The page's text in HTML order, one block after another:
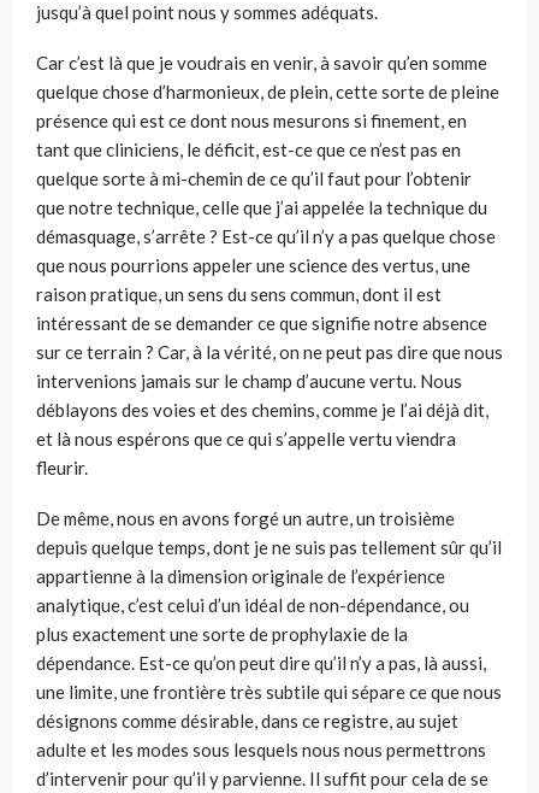
jusqu’à quel point nous y sommes adéquats.
Car c’est là que je voudrais en venir, à savoir qu’en somme
quelque chose d’harmonieux, de plein, cette sorte de pleine
présence qui est ce dont nous mesurons si finement, en
tant que cliniciens, le déficit, est-ce que ce n’est pas en
quelque sorte à mi-chemin de ce qu’il faut pour l’ob­tenir
que notre technique, celle que j’ai appelée la technique du
démas­quage, s’arrête ? Est-ce qu’il n’y a pas quelque chose
que nous pourrions appeler une science des vertus, une
raison pratique, un sens du sens com­mun, dont il est
intéressant de se demander ce que signifie notre absence
sur ce terrain ? Car, à la vérité, on ne peut pas dire que nous
intervenions jamais sur le champ d’aucune vertu. Nous
déblayons des voies et des chemins, comme je l’ai déjà dit,
et là nous espérons que ce qui s’appelle vertu viendra
fleurir.
De même, nous en avons forgé un autre, un troisième
depuis quelque temps, dont je ne suis pas tellement sûr qu’il
appartienne à la dimension originale de l’expérience
analytique, c’est celui d’un idéal de non-dépen­dance, ou
plus exactement une sorte de prophylaxie de la
dépendance. Est-ce qu’on peut dire qu’il n’y a pas, là aussi,
une limite, une frontière très subtile qui sépare ce que nous
désignons comme désirable, dans ce registre, au sujet
adulte et les modes sous lesquels nous nous permettrons
d’intervenir pour qu’il y parvienne. Il suffit pour cela de se